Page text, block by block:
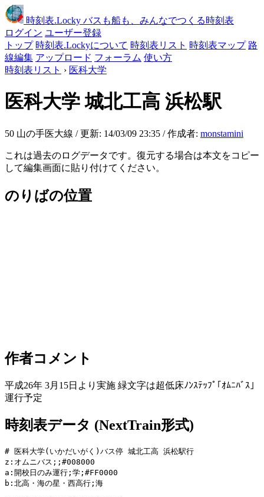
時刻表.Locky バスも船も、みんなでつくる時刻表
ログイン ユーザー登録
トップ 時刻表.Lockyについて 時刻表リスト 時刻表マップ 路
線編集 アップロード フォーラム 使い方
時刻表リスト › 医科大学
医科大学城北工高 浜松駅
50 山の手医大線 / 更新: 14/03/09 23:35 / 作成者: monstamini
これは過去のログデータです。復元する場合は本文をコピー
して編集画面に貼り付けてください。
のりばの位置
作者コメント
平成26年 3月15日より実施 緑文字は超低床ﾉﾝｽﾃｯﾌﾟ｢ｵﾑﾆﾊﾞｽ｣
運行予定
時刻表データ (NextTrain形式)
# 医科大学(いかだいがく)バス停 城北工高 浜松駅行
z:オムニバス;;#008000
a:開校日のみ運行;学;#FF0000
b:北高・海の星・西高行;海